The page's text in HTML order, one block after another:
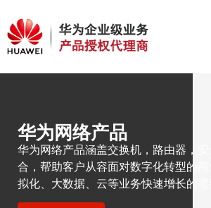
华为网络产品
华为网络产品涵盖交换机，路由器，安
合，帮助客户从容面对数字化转型的商
拟化、大数据、云等业务快速增长的需